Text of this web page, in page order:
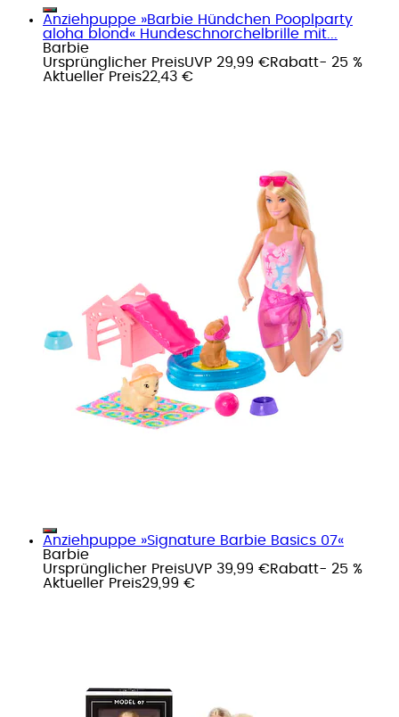
Anziehpuppe »Barbie Hündchen Pooplparty
aloha blond« Hundeschnorchelbrille mit...
Barbie
Ursprünglicher PreisUVP 29,99 €Rabatt- 25 %
Aktueller Preis22,43 €
Anziehpuppe »Signature Barbie Basics 07«
Barbie
Ursprünglicher PreisUVP 39,99 €Rabatt- 25 %
Aktueller Preis29,99 €